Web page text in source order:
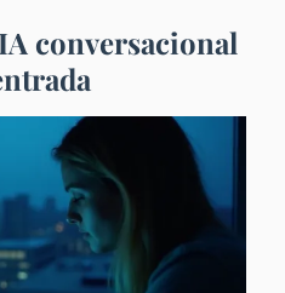
conversacional